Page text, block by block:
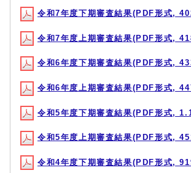
令和7年度下期審査結果(PDF形式,
令和7年度上期審査結果(PDF形式,
令和6年度下期審査結果(PDF形式,
令和6年度上期審査結果(PDF形式,
令和5年度下期審査結果(PDF形式,
令和5年度上期審査結果(PDF形式,
令和4年度下期審査結果(PDF形式,